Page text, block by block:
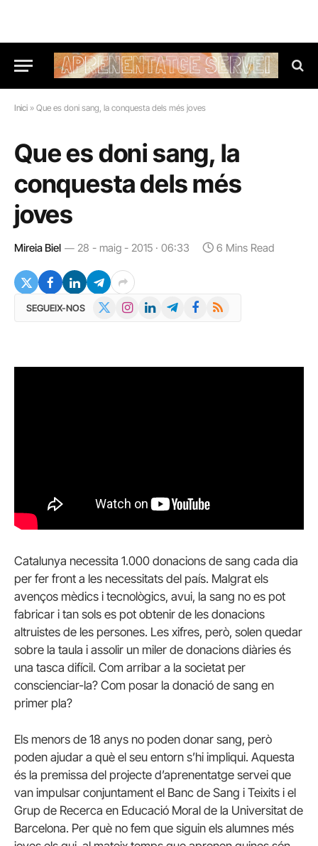
Inici » Que es doni sang, la conquesta dels més joves
Que es doni sang, la
conquesta dels més
joves
Mireia Biel 28 - maig - 2015 · 06:33 6 Mins Read
SEGUEIX-NOS InstagramLinkedInTelegramFacebook
RSS
Catalunya necessita 1.000 donacions de sang cada dia
per fer front a les necessitats del país. Malgrat els
avenços mèdics i tecnològics, avui, la sang no es pot
fabricar i tan sols es pot obtenir de les donacions
altruistes de les persones. Les xifres, però, solen quedar
sobre la taula i assolir un miler de donacions diàries és
una tasca difícil. Com arribar a la societat per
conscienciar-la? Com posar la donació de sang en
primer pla?
Els menors de 18 anys no poden donar sang, però
poden ajudar a què el seu entorn s’hi impliqui. Aquesta
és la premissa del projecte d’aprenentatge servei que
van impulsar conjuntament el Banc de Sang i Teixits i el
Grup de Recerca en Educació Moral de la Universitat de
Barcelona. Per què no fem que siguin els alumnes més